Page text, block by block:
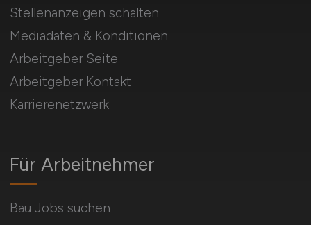
Für Arbeitnehmer
Bau Jobs suchen
Stellenanzeigen schalten
Mediadaten & Konditionen
Arbeitgeber Seite
Arbeitgeber Kontakt
Karrierenetzwerk